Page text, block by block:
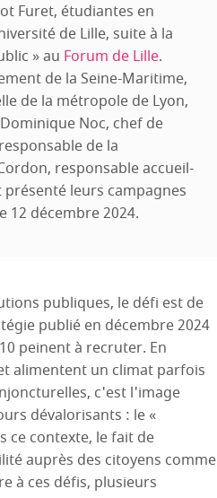
Furet, étudiantes en
de Lille, suite à la
» au Forum de Lille.
de la Seine-Maritime,
de la métropole de Lyon,
Noc, chef de
de la
responsable accueil-
leurs campagnes
12 décembre 2024.
publiques, le défi est de
publié en décembre 2024
peinent à recruter. En
alimentent un climat parfois
c'est l'image
dévalorisants : le «
ce contexte, le fait de
auprès des citoyens comme
à ces défis, plusieurs